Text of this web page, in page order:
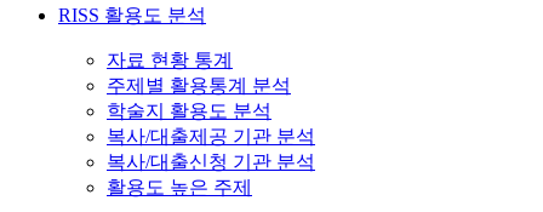
RISS 활용도 분석
자료 현황 통계
주제별 활용통계 분석
학술지 활용도 분석
복사/대출제공 기관 분석
복사/대출신청 기관 분석
활용도 높은 주제